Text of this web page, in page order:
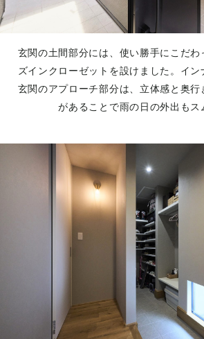
玄関の土間部分には、使い勝手にこだわ
ズインクローゼットを設けました。イン
玄関のアプローチ部分は、立体感と奥行
があることで雨の日の外出もス